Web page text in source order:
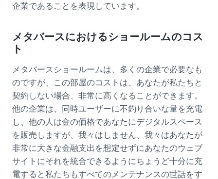
企業であることを表現しています。
メタバースにおけるショールームのコス
ト
メタバースショールームは、多くの企業で必要なも
のですが、この部屋のコストは、あなたが私たちと
契約しない場合、非常に高くなることができます。
他の企業は、同時ユーザーに不釣り合いな量を充電
し、他の人は金の価格であなたにデジタルスペース
を販売しますが、我々はしません、我々はあなたが
非常に大きな金融支出を想定せずにあなたのウェブ
サイトにそれを統合できるようにちょうど十分に充
電すると私たちもすべてのメンテナンスの世話をす